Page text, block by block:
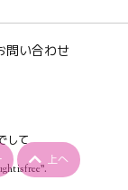
問い合わせ
して
is free".
上へ